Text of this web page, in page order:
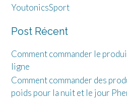
YoutonicsSport
Post Récent
Comment commander le
ligne
Comment commander des
poids pour la nuit et le jour